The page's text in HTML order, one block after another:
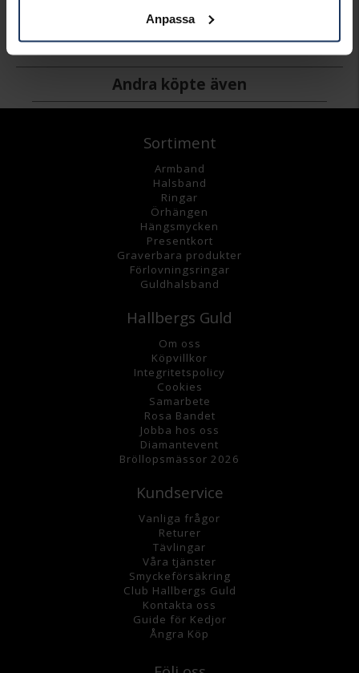
Anpassa
4 199:-
Andra köpte även
Sortiment
Armband
Halsband
Ringar
Örhängen
Hängsmycken
Presentkort
Graverbara produkter
Förlovningsringar
Guldhalsband
Hallbergs Guld
Om oss
Köpvillkor
Integritetspolicy
Cookies
Samarbete
Rosa Bandet
Jobba hos oss
Diamantevent
Bröllopsmässor 2026
Kundservice
Vanliga frågor
Returer
Tävlingar
Våra tjänster
Smyckeförsäkring
Club Hallbergs Guld
Kontakta oss
Guide för Kedjor
Ångra Köp